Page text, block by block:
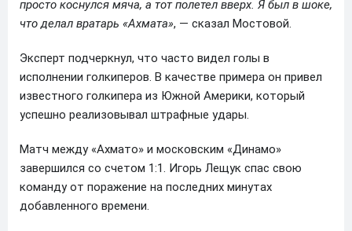
просто коснулся мяча, а тот полетел вверх. Я был в шоке,
что делал вратарь «Ахмата», — сказал Мостовой.
Эксперт подчеркнул, что часто видел голы в
исполнении голкиперов. В качестве примера он привел
известного голкипера из Южной Америки, который
успешно реализовывал штрафные удары.
Матч между «Ахмато» и московским «Динамо»
завершился со счетом 1:1. Игорь Лещук спас свою
команду от поражение на последних минутах
добавленного времени.